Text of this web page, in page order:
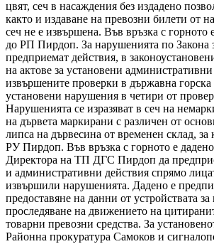
цвят, сеч в насаждения без издадено
както и издаване на превозни билети от
сеч не е извършена. Във връзка с горното
до РП Пирдоп. За нарушенията по Закона
предприемат действия, в
на актове за установени
извършените проверки в държавна горска
установени нарушения в четири от
Нарушенията се изразяват в сеч на
на дървета маркирани с различен от
липса на дървесина от временен склад, за
РУ Пирдоп. Във връзка с горното е
Директора на ТП ДГС Пирдоп да
и административни действия спрямо
извършили нарушенията. Дадено е
предоставяне на данни от устройствата
проследяване на движението на
товарни превозни средства. За
Районна прокуратура Самоков и